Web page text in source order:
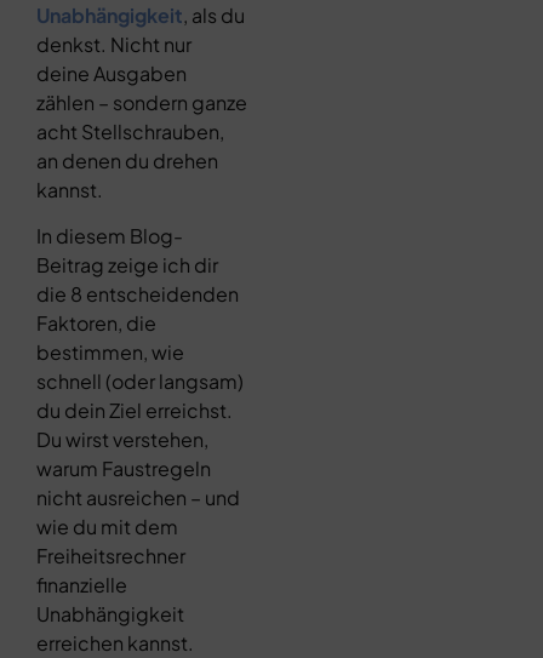
Unabhängigkeit, als du
denkst. Nicht nur
deine Ausgaben
zählen – sondern ganze
acht Stellschrauben,
an denen du drehen
kannst.
In diesem Blog-
Beitrag zeige ich dir
die 8 entscheidenden
Faktoren, die
bestimmen, wie
schnell (oder langsam)
du dein Ziel erreichst.
Du wirst verstehen,
warum Faustregeln
nicht ausreichen – und
wie du mit dem
Freiheitsrechner
finanzielle
Unabhängigkeit
erreichen kannst.